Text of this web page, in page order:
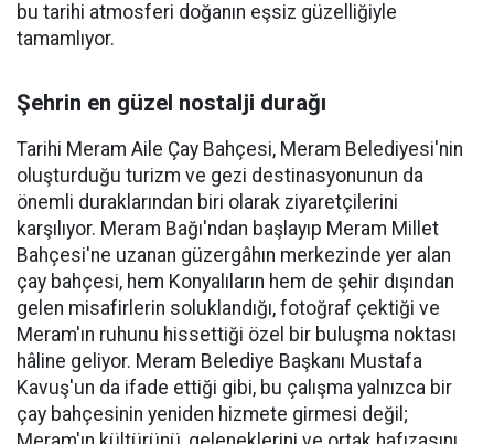
bu tarihi atmosferi doğanın eşsiz güzelliğiyle
tamamlıyor.
Şehrin en güzel nostalji durağı
Tarihi Meram Aile Çay Bahçesi, Meram Belediyesi'nin
oluşturduğu turizm ve gezi destinasyonunun da
önemli duraklarından biri olarak ziyaretçilerini
karşılıyor. Meram Bağı'ndan başlayıp Meram Millet
Bahçesi'ne uzanan güzergâhın merkezinde yer alan
çay bahçesi, hem Konyalıların hem de şehir dışından
gelen misafirlerin soluklandığı, fotoğraf çektiği ve
Meram'ın ruhunu hissettiği özel bir buluşma noktası
hâline geliyor. Meram Belediye Başkanı Mustafa
Kavuş'un da ifade ettiği gibi, bu çalışma yalnızca bir
çay bahçesinin yeniden hizmete girmesi değil;